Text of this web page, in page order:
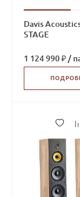
Davis
STAGE
1 124 990 ₽ /